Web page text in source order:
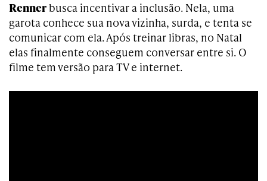
Rennerbusca incentivar a inclusão. Nela, uma
garota conhece sua nova vizinha, surda, e tenta se
comunicar com ela. Após treinar libras, no Natal
elas finalmente conseguem conversar entre si. O
filme tem versão para TV e internet.